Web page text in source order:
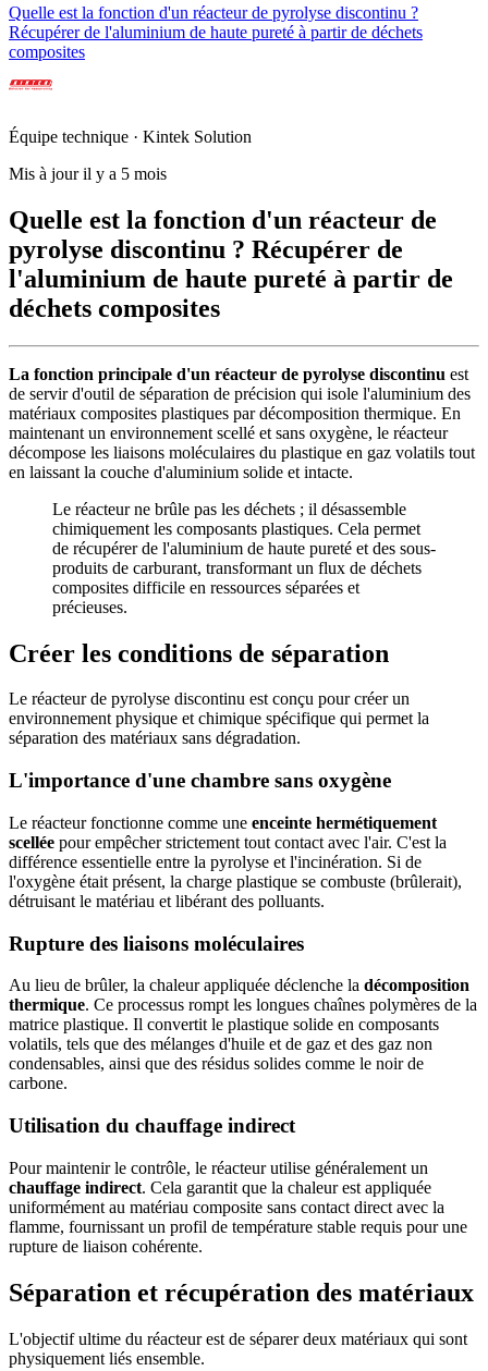
Quelle est la fonction d'un réacteur de pyrolyse discontinu ?
Récupérer de l'aluminium de haute pureté à partir de déchets
composites
Équipe technique · Kintek Solution
Mis à jour il y a 5 mois
Quelle est la fonction d'un réacteur de
pyrolyse discontinu ? Récupérer de
l'aluminium de haute pureté à partir de
déchets composites
La fonction principale d'un réacteur de pyrolyse discontinu est
de servir d'outil de séparation de précision qui isole l'aluminium des
matériaux composites plastiques par décomposition thermique. En
maintenant un environnement scellé et sans oxygène, le réacteur
décompose les liaisons moléculaires du plastique en gaz volatils tout
en laissant la couche d'aluminium solide et intacte.
Le réacteur ne brûle pas les déchets ; il désassemble
chimiquement les composants plastiques. Cela permet
de récupérer de l'aluminium de haute pureté et des sous-
produits de carburant, transformant un flux de déchets
composites difficile en ressources séparées et
précieuses.
Créer les conditions de séparation
Le réacteur de pyrolyse discontinu est conçu pour créer un
environnement physique et chimique spécifique qui permet la
séparation des matériaux sans dégradation.
L'importance d'une chambre sans oxygène
Le réacteur fonctionne comme une enceinte hermétiquement
scellée pour empêcher strictement tout contact avec l'air. C'est la
différence essentielle entre la pyrolyse et l'incinération. Si de
l'oxygène était présent, la charge plastique se combuste (brûlerait),
détruisant le matériau et libérant des polluants.
Rupture des liaisons moléculaires
Au lieu de brûler, la chaleur appliquée déclenche la décomposition
thermique. Ce processus rompt les longues chaînes polymères de la
matrice plastique. Il convertit le plastique solide en composants
volatils, tels que des mélanges d'huile et de gaz et des gaz non
condensables, ainsi que des résidus solides comme le noir de
carbone.
Utilisation du chauffage indirect
Pour maintenir le contrôle, le réacteur utilise généralement un
chauffage indirect. Cela garantit que la chaleur est appliquée
uniformément au matériau composite sans contact direct avec la
flamme, fournissant un profil de température stable requis pour une
rupture de liaison cohérente.
Séparation et récupération des matériaux
L'objectif ultime du réacteur est de séparer deux matériaux qui sont
physiquement liés ensemble.